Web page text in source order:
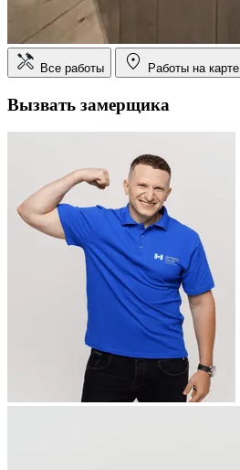
Все работы Работы на карте
Вызвать замерщика